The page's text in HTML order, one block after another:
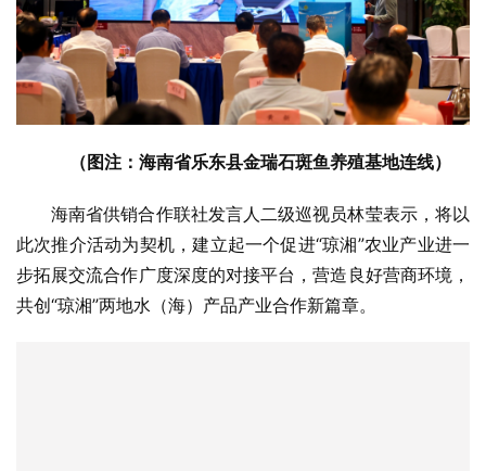
（图注：海南省乐东县金瑞石斑鱼养殖基地连线）
海南省供销合作联社发言人二级巡视员林莹表示，将以
此次推介活动为契机，建立起一个促进“琼湘”农业产业进一
步拓展交流合作广度深度的对接平台，营造良好营商环境，
共创“琼湘”两地水（海）产品产业合作新篇章。